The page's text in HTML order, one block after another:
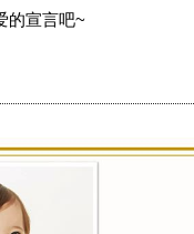
的宣言吧~